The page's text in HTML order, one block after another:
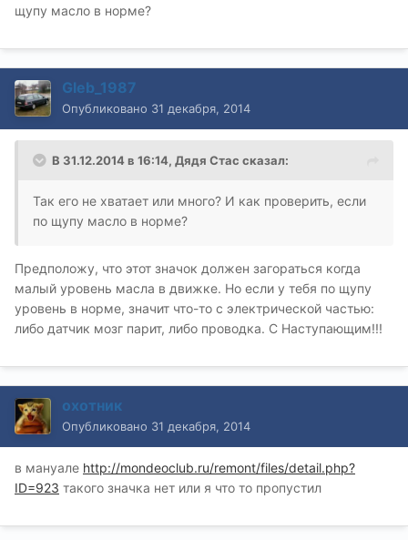
щупу масло в норме?
Gleb_1987
Опубликовано 31 декабря, 2014
В 31.12.2014 в 16:14, Дядя Стас сказал:
Так его не хватает или много? И как проверить, если
по щупу масло в норме?
Предположу, что этот значок должен загораться когда
малый уровень масла в движке. Но если у тебя по щупу
уровень в норме, значит что-то с электрической частью:
либо датчик мозг парит, либо проводка. С Наступающим!!!
охотник
Опубликовано 31 декабря, 2014
в мануале http://mondeoclub.ru/remont/files/detail.php?
ID=923 такого значка нет или я что то пропустил